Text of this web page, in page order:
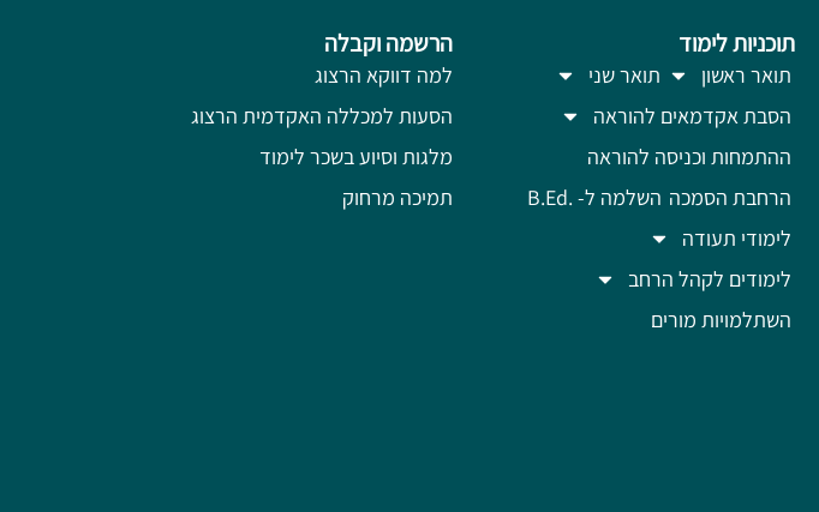
תוכניות לימוד
תואר ראשון
תואר שני
הסבת אקדמאים להוראה
ההתמחות וכניסה להוראה
הרחבת הסמכה השלמה ל- .B.Ed
לימודי תעודה
לימודים לקהל הרחב
השתלמויות מורים
הרשמה וקבלה
למה דווקא הרצוג
הסעות למכללה האקדמית הרצוג
מלגות וסיוע בשכר לימוד
תמיכה מרחוק